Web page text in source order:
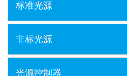
标准光源
非标光源
光源控制器